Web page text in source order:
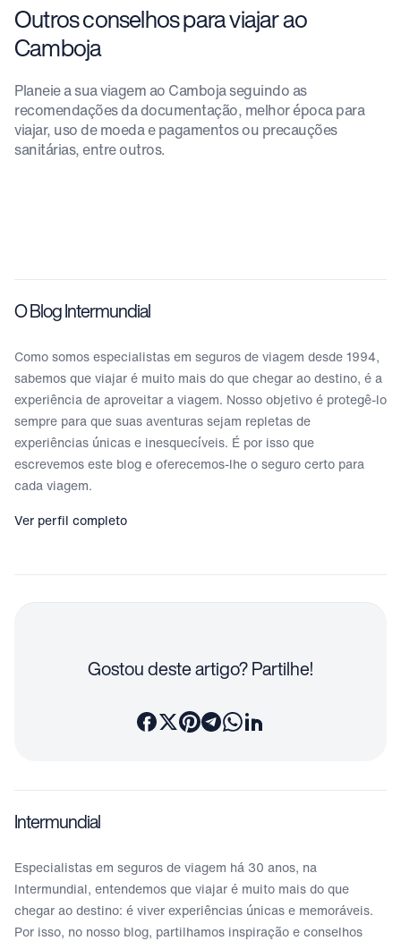
Outros conselhos para viajar ao
Camboja
Planeie a sua viagem ao Camboja seguindo as
recomendações da documentação, melhor época para
viajar, uso de moeda e pagamentos ou precauções
sanitárias, entre outros.
O Blog Intermundial
Como somos especialistas em seguros de viagem desde 1994,
sabemos que viajar é muito mais do que chegar ao destino, é a
experiência de aproveitar a viagem. Nosso objetivo é protegê-lo
sempre para que suas aventuras sejam repletas de
experiências únicas e inesquecíveis. É por isso que
escrevemos este blog e oferecemos-lhe o seguro certo para
cada viagem.
Ver perfil completo
Gostou deste artigo? Partilhe!
Intermundial
Especialistas em seguros de viagem há 30 anos, na
Intermundial, entendemos que viajar é muito mais do que
chegar ao destino: é viver experiências únicas e memoráveis.
Por isso, no nosso blog, partilhamos inspiração e conselhos